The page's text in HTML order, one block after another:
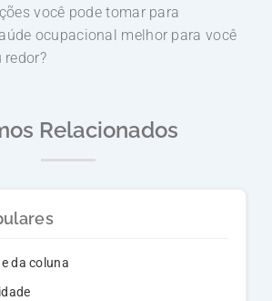
você pode tomar para
ocupacional melhor para você
redor?
Relacionados
da coluna